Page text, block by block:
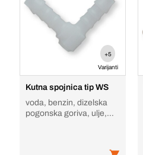
+5
Varijanti
Kutna spojnica tip WS
voda, benzin, dizelska
pogonska goriva, ulje,